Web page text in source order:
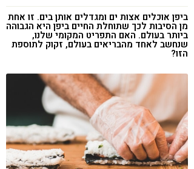
גישות בתזונה
דיאטה
ניקוי רעלים
מזונות על
ילדים
תזונה וספורט
הפרעות קשב & ריכוז
אכילה רגשית
רגישות לגלוטן
טעים להכיר
קורונה
טבעונות
ביפן אוכלים אצות ים ומגדלים אותן בים. זו אחת
מן הסיבות לכך שתוחלת החיים ביפן היא הגבוהה
ביותר בעולם. האם התפריט המקומי שלנו,
שנחשב לאחד מהבריאים בעולם, זקוק לתוספת
הזו?